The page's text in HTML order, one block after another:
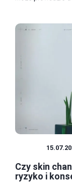
Czy skin
ryzyko i